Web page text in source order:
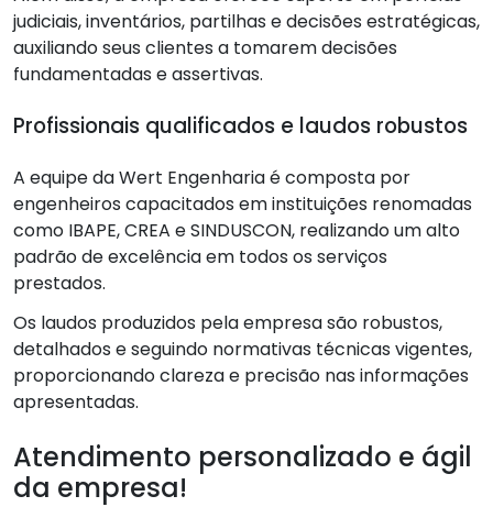
judiciais, inventários, partilhas e decisões estratégicas,
auxiliando seus clientes a tomarem decisões
fundamentadas e assertivas.
Profissionais qualificados e laudos robustos
A equipe da Wert Engenharia é composta por
engenheiros capacitados em instituições renomadas
como IBAPE, CREA e SINDUSCON, realizando um alto
padrão de excelência em todos os serviços
prestados.
Os laudos produzidos pela empresa são robustos,
detalhados e seguindo normativas técnicas vigentes,
proporcionando clareza e precisão nas informações
apresentadas.
Atendimento personalizado e ágil
da empresa!